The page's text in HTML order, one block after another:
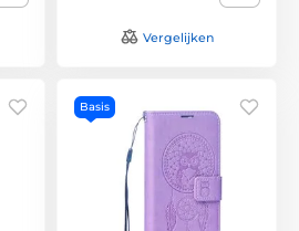
Vergelijken
Basis